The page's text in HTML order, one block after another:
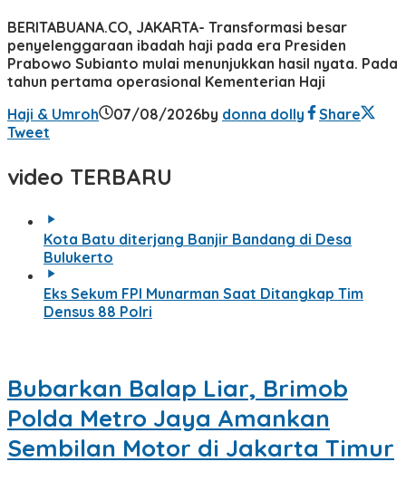
BERITABUANA.CO, JAKARTA- Transformasi besar
penyelenggaraan ibadah haji pada era Presiden
Prabowo Subianto mulai menunjukkan hasil nyata. Pada
tahun pertama operasional Kementerian Haji
Haji & Umroh
07/08/2026by donna dolly
Share
Tweet
video TERBARU
Kota Batu diterjang Banjir Bandang di Desa
Bulukerto
Eks Sekum FPI Munarman Saat Ditangkap Tim
Densus 88 Polri
Bubarkan Balap Liar, Brimob
Polda Metro Jaya Amankan
Sembilan Motor di Jakarta Timur